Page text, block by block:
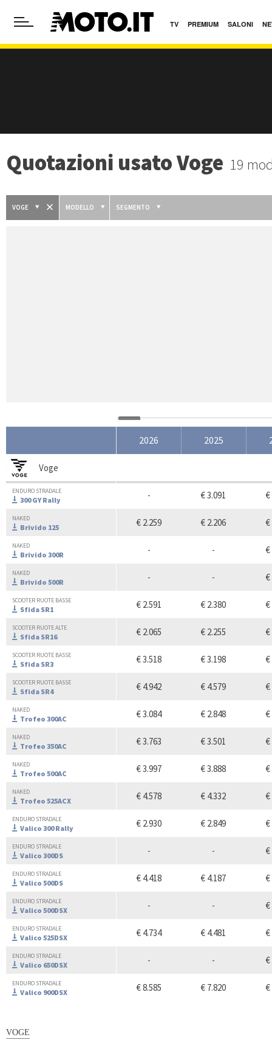
TV PREMIUM SALONI
Quotazioni usato Voge 19
VOGE MODELLO SEGMENTO
Voge
ENDURO STRADALE
300 GY Rally
NAKED
Brivido 125
NAKED
Brivido 300R
NAKED
Brivido 500R
SCOOTER RUOTE BASSE
Sfida SR1
SCOOTER RUOTE ALTE
Sfida SR16
SCOOTER RUOTE BASSE
Sfida SR3
SCOOTER RUOTE BASSE
Sfida SR4
NAKED
Trofeo 300AC
NAKED
Trofeo 350AC
NAKED
Trofeo 500AC
NAKED
Trofeo 525ACX
ENDURO STRADALE
Valico 300 Rally
ENDURO STRADALE
Valico 300DS
ENDURO STRADALE
Valico 500DS
ENDURO STRADALE
Valico 500DSX
ENDURO STRADALE
Valico 525DSX
ENDURO STRADALE
Valico 650DSX
ENDURO STRADALE
Valico 900DSX
2026 2025
- € 3.091 €
€ 2.259 € 2.206 €
- - €
- - €
€ 2.591 € 2.380 €
€ 2.065 € 2.255 €
€ 3.518 € 3.198 €
€ 4.942 € 4.579 €
€ 3.084 € 2.848 €
€ 3.763 € 3.501 €
€ 3.997 € 3.888 €
€ 4.578 € 4.332 €
€ 2.930 € 2.849 €
- - €
€ 4.418 € 4.187 €
- - €
€ 4.734 € 4.481 €
- - €
€ 8.585 € 7.820 €
VOGE